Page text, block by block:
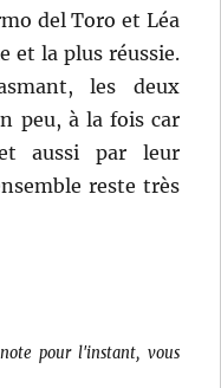
del Toro et Léa
et la plus réussie.
les deux
peu, à la fois car
aussi par leur
reste très
pour l'instant, vous